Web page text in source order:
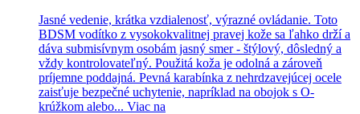
Jasné vedenie, krátka vzdialenosť, výrazné ovládanie. Toto
BDSM vodítko z vysokokvalitnej pravej kože sa ľahko drží a
dáva submisívnym osobám jasný smer - štýlový, dôsledný a
vždy kontrolovateľný. Použitá koža je odolná a zároveň
príjemne poddajná. Pevná karabínka z nehrdzavejúcej ocele
zaisťuje bezpečné uchytenie, napríklad na obojok s O-
krúžkom alebo... Viac na